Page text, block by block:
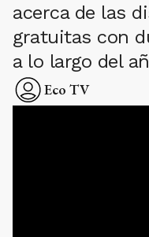
acerca de las
gratuitas con
a lo largo del
Eco TV